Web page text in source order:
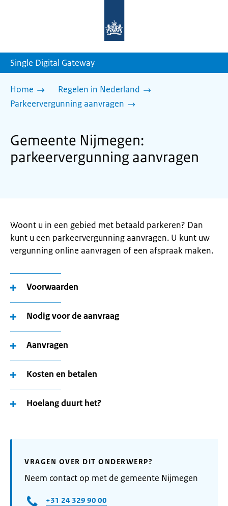
homepage
Single Digital Gateway
Home
Regelen in Nederland
Parkeervergunning aanvragen
Gemeente Nijmegen:
parkeervergunning aanvragen
Woont u in een gebied met betaald parkeren? Dan
kunt u een parkeervergunning aanvragen. U kunt uw
vergunning online aanvragen of een afspraak maken.
Voorwaarden
Nodig voor de aanvraag
Aanvragen
Kosten en betalen
Hoelang duurt het?
VRAGEN OVER DIT ONDERWERP?
Neem contact op met de gemeente Nijmegen
+31 24 329 90 00